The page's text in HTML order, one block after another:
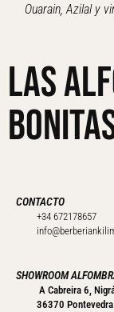
Ouarain, Azilal y
Las
CONTACTO
+34 672178657
SHOWROOM
A Cabreira 6,
36370 Pontevedra